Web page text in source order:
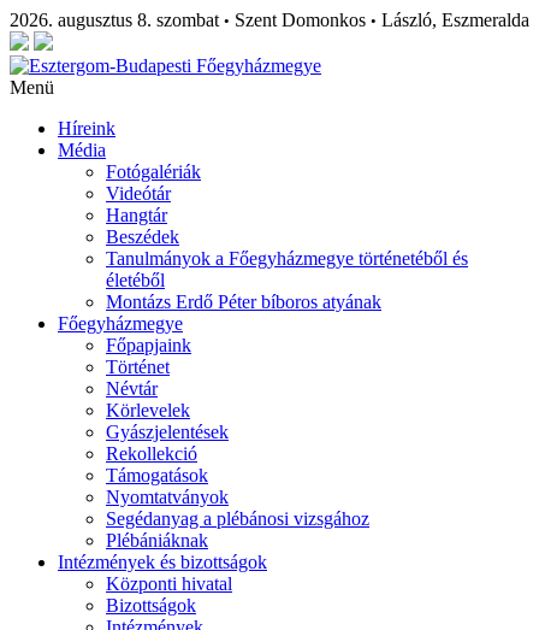
2026. augusztus 8. szombat • Szent Domonkos • László, Eszmeralda
Menü
Híreink
Média
Fotógalériák
Videótár
Hangtár
Beszédek
Tanulmányok a Főegyházmegye történetéből és
életéből
Montázs Erdő Péter bíboros atyának
Főegyházmegye
Főpapjaink
Történet
Névtár
Körlevelek
Gyászjelentések
Rekollekció
Támogatások
Nyomtatványok
Segédanyag a plébánosi vizsgához
Plébániáknak
Intézmények és bizottságok
Központi hivatal
Bizottságok